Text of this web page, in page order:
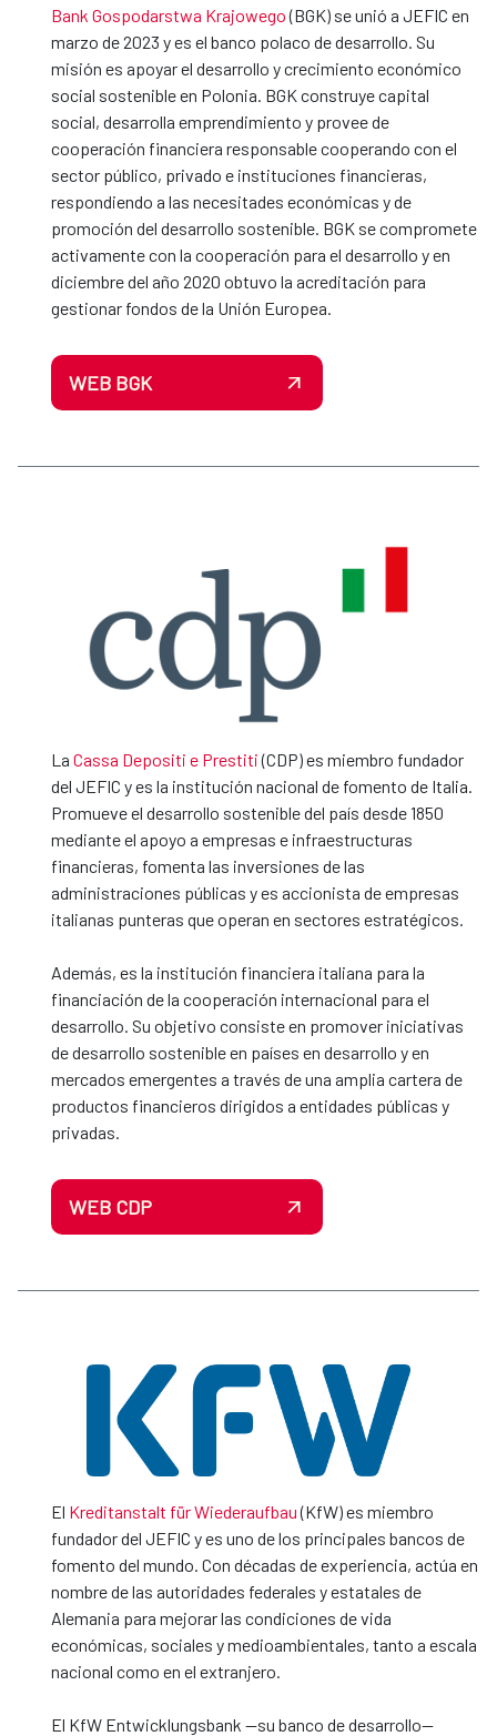
Bank Gospodarstwa Krajowego(BGK) se unió a JEFIC en
marzo de 2023 y es el banco polaco de desarrollo. Su
misión es apoyar el desarrollo y crecimiento económico
social sostenible en Polonia. BGK construye capital
social, desarrolla emprendimiento y provee de
cooperación financiera responsable cooperando con el
sector público, privado e instituciones financieras,
respondiendo a las necesitades económicas y de
promoción del desarrollo sostenible. BGK se compromete
activamente con la cooperación para el desarrollo y en
diciembre del año 2020 obtuvo la acreditación para
gestionar fondos de la Unión Europea.
WEB BGK
La Cassa Depositi e Prestiti(CDP) es miembro fundador
del JEFIC y es la institución nacional de fomento de Italia.
Promueve el desarrollo sostenible del país desde 1850
mediante el apoyo a empresas e infraestructuras
financieras, fomenta las inversiones de las
administraciones públicas y es accionista de empresas
italianas punteras que operan en sectores estratégicos.
Además, es la institución financiera italiana para la
financiación de la cooperación internacional para el
desarrollo. Su objetivo consiste en promover iniciativas
de desarrollo sostenible en países en desarrollo y en
mercados emergentes a través de una amplia cartera de
productos financieros dirigidos a entidades públicas y
privadas.
WEB CDP
El Kreditanstalt für Wiederaufbau(KfW) es miembro
fundador del JEFIC y es uno de los principales bancos de
fomento del mundo. Con décadas de experiencia, actúa en
nombre de las autoridades federales y estatales de
Alemania para mejorar las condiciones de vida
económicas, sociales y medioambientales, tanto a escala
nacional como en el extranjero.
El KfW Entwicklungsbank —su banco de desarrollo—